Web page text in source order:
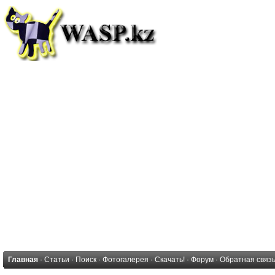
Главная · Статьи · Поиск · Фотогалерея · Скачать! · Форум · Обратная связь